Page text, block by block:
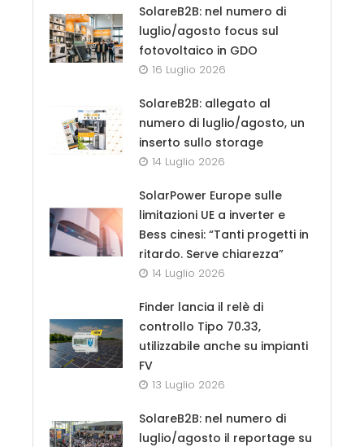
SolareB2B: nel numero di
luglio/agosto focus sul
fotovoltaico in GDO
16 Luglio 2026
SolareB2B: allegato al
numero di luglio/agosto, un
inserto sullo storage
14 Luglio 2026
SolarPower Europe sulle
limitazioni UE a inverter e
Bess cinesi: “Tanti progetti in
ritardo. Serve chiarezza”
14 Luglio 2026
Finder lancia il relè di
controllo Tipo 70.33,
utilizzabile anche su impianti
FV
13 Luglio 2026
SolareB2B: nel numero di
luglio/agosto il reportage su